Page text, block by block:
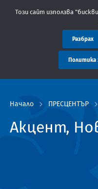
администрация Пловдив
Начало ПРЕСЦЕНТЪР
Акцент,
Този сайт използва
Разбрах
Политика